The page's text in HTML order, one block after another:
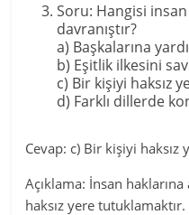
Soru: Hangisi insan
davranıştır?
a) Başkalarına
b) Eşitlik ilkesini
c) Bir kişiyi haksız
d) Farklı dillerde
Cevap: c) Bir kişiyi
Açıklama: İnsan
haksız yere